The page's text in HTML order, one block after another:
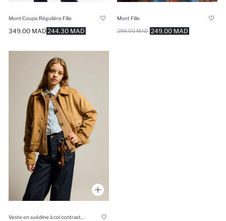
Mont Coupe Régulière Fille
244.30 MAD
349.00 MAD
Mont Fille
249.00 MAD
299.00 MAD
Veste en suédine à col contrasté pour fille